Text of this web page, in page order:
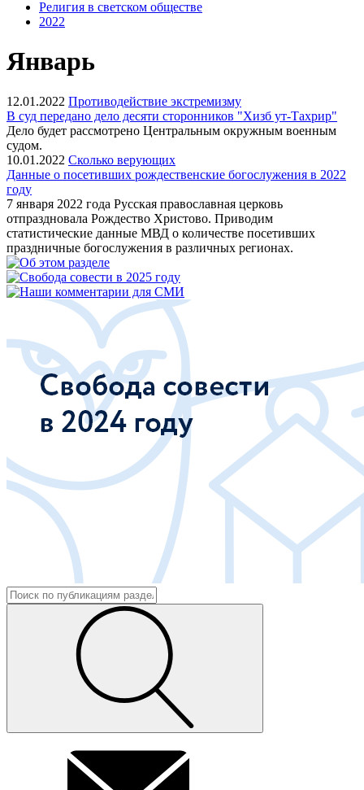
Религия в светском обществе
2022
Январь
12.01.2022 Противодействие экстремизму
В суд передано дело десяти сторонников "Хизб ут-Тахрир"
Дело будет рассмотрено Центральным окружным военным
судом.
10.01.2022 Сколько верующих
Данные о посетивших рождественские богослужения в 2022
году
7 января 2022 года Русская православная церковь
отпраздновала Рождество Христово. Приводим
статистические данные МВД о количестве посетивших
праздничные богослужения в различных регионах.